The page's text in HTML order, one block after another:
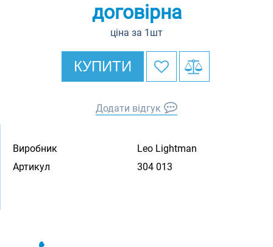
договірна
ціна за 1шт
КУПИТИ
Додати відгук
Виробник
Leo Lightman
Артикул
304 013